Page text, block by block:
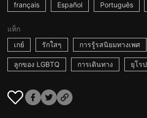
français Español Português
แท็ก
เกย์
รักใสๆ การรู้รสนิยมทางเพศ
ลูกของ LGBTQ การเดินทาง ยุโรป